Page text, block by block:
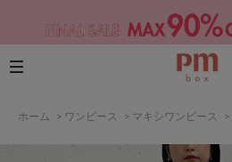
ホーム > ワンピース > マキシワンピース >